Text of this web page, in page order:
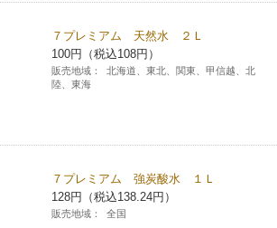
７プレミアム 天然水 ２Ｌ
100円（税込108円）
販売地域：
北海道、東北、関東、甲信越、北
陸、東海
７プレミアム 強炭酸水 １Ｌ
128円（税込138.24円）
販売地域： 全国